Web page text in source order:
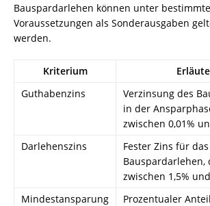
Bauspardarlehen können unter
Voraussetzungen als Sonderausgaben
werden.
Kriterium
Guthabenzins
Verzinsung des
in der
zwischen 0,01%
Darlehenszins
Fester Zins für
Bauspardarlehen,
zwischen 1,5%
Mindestansparung
Prozentualer